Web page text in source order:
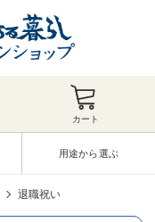
カート
用途から選ぶ
退職祝い